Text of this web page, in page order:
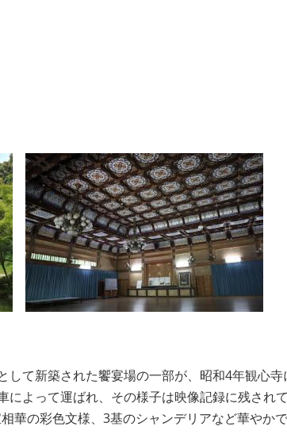
て新築された饗宴場の一部が、昭和4年観心寺
よって運ばれ、その様子は映像記録に残され
華の彩色文様、3基のシャンデリアなど華やかで